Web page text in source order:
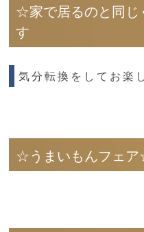
☆家で居るのと同じ
す
気分転換をしてお楽
☆うまいもんフェ